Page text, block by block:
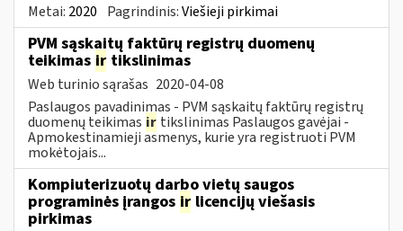
Metai: 2020 Pagrindinis:Viešieji pirkimai
PVM sąskaitų faktūrų registrų duomenų
teikimas ir tikslinimas
Web turinio sąrašas 2020-04-08
Paslaugos pavadinimas - PVM sąskaitų faktūrų registrų
duomenų teikimas ir tikslinimas Paslaugos gavėjai -
Apmokestinamieji asmenys, kurie yra registruoti PVM
mokėtojais...
Kompiuterizuotų darbo vietų saugos
programinės įrangos ir licencijų viešasis
pirkimas